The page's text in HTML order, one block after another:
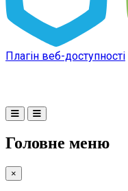
Плагін веб-доступності
Головне меню
×